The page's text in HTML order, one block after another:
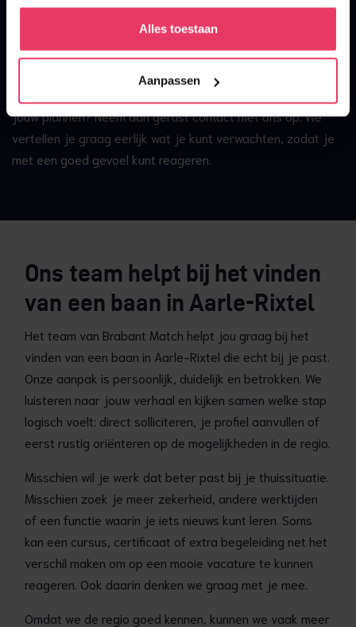
Alles toestaan
Aanpassen
Heb je een vacature gezien die interessant klinkt? Dan kun
je direct solliciteren. Wil je liever eerst weten wat voor
jouw plannen? Neem dan gerust contact met ons op. We
vertellen je graag eerlijk wat je kunt verwachten, zodat je
met een goed gevoel kunt reageren.
Ons team helpt bij het vinden
van een baan in Aarle-Rixtel
Het team van Brabant Match helpt jou graag bij het
vinden van een baan in Aarle-Rixtel die echt bij je past.
Onze aanpak is persoonlijk, duidelijk en betrokken. We
luisteren naar jouw verhaal en kijken samen welke stap
logisch voelt: direct solliciteren, je profiel aanvullen of
eerst rustig oriënteren op de mogelijkheden in de regio.
Misschien wil je werk dat beter past bij je thuissituatie.
Misschien zoek je meer zekerheid, andere werktijden
of een functie waarin je iets nieuws kunt leren. Soms
kan een cursus, certificaat of extra begeleiding net het
verschil maken om op een mooie vacature te kunnen
reageren. Ook daarin denken we graag met je mee.
Omdat we de regio goed kennen, kunnen we vaak meer